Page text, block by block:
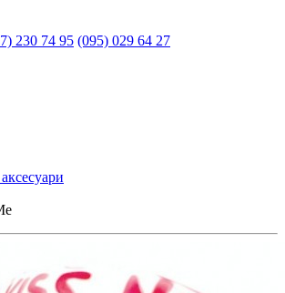
230 74 95 (095) 029 64 27